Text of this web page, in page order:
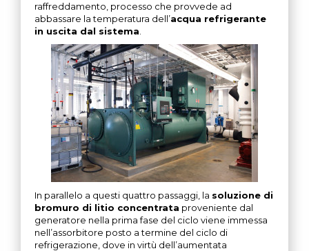
raffreddamento, processo che provvede ad
abbassare la temperatura dell’acqua refrigerante
in uscita dal sistema
In parallelo a questi quattro passaggi, la soluzione di
bromuro di litio concentrata proveniente dal
generatore nella prima fase del ciclo viene immessa
nell’assorbitore posto a termine del ciclo di
refrigerazione, dove in virtù dell’aumentata